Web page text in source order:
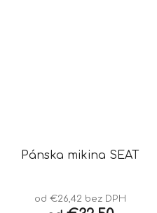
Pánska mikina SEAT
od €26,42 bez DPH